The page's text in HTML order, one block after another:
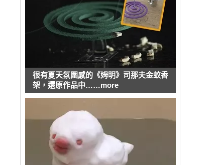
很有夏天氛圍感的《姆明》司那夫金蚊香
架，還原作品中……more